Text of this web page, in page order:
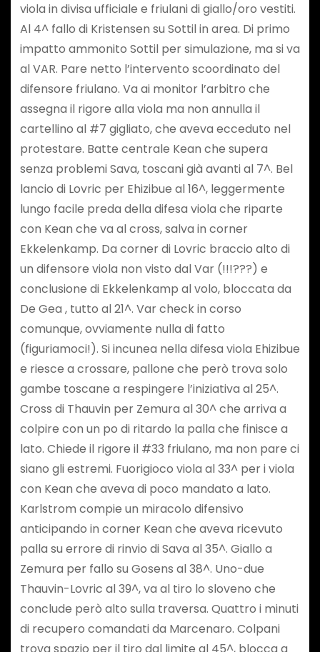
viola in divisa ufficiale e friulani di giallo/oro vestiti.
Al 4^ fallo di Kristensen su Sottil in area. Di primo
impatto ammonito Sottil per simulazione, ma si va
al VAR. Pare netto l’intervento scoordinato del
difensore friulano. Va ai monitor l’arbitro che
assegna il rigore alla viola ma non annulla il
cartellino al #7 gigliato, che aveva ecceduto nel
protestare. Batte centrale Kean che supera
senza problemi Sava, toscani già avanti al 7^. Bel
lancio di Lovric per Ehizibue al 16^, leggermente
lungo facile preda della difesa viola che riparte
con Kean che va al cross, salva in corner
Ekkelenkamp. Da corner di Lovric braccio alto di
un difensore viola non visto dal Var (!!!???) e
conclusione di Ekkelenkamp al volo, bloccata da
De Gea , tutto al 21^. Var check in corso
comunque, ovviamente nulla di fatto
(figuriamoci!). Si incunea nella difesa viola Ehizibue
e riesce a crossare, pallone che però trova solo
gambe toscane a respingere l’iniziativa al 25^.
Cross di Thauvin per Zemura al 30^ che arriva a
colpire con un po di ritardo la palla che finisce a
lato. Chiede il rigore il #33 friulano, ma non pare ci
siano gli estremi. Fuorigioco viola al 33^ per i viola
con Kean che aveva di poco mandato a lato.
Karlstrom compie un miracolo difensivo
anticipando in corner Kean che aveva ricevuto
palla su errore di rinvio di Sava al 35^. Giallo a
Zemura per fallo su Gosens al 38^. Uno-due
Thauvin-Lovric al 39^, va al tiro lo sloveno che
conclude però alto sulla traversa. Quattro i minuti
di recupero comandati da Marcenaro. Colpani